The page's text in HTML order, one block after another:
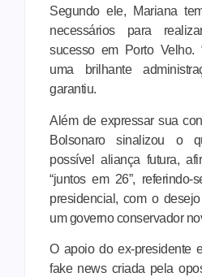
Segundo ele, Mariana
necessários para
sucesso em Porto Velho.
uma brilhante
garantiu.
Além de expressar sua
Bolsonaro sinalizou o
possível aliança futura,
“juntos em 26”,
presidencial, com o
um governo conservador
O apoio do ex-presidente
fake news criada pela